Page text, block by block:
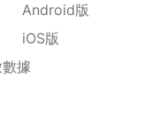
據
Android版
iOS版